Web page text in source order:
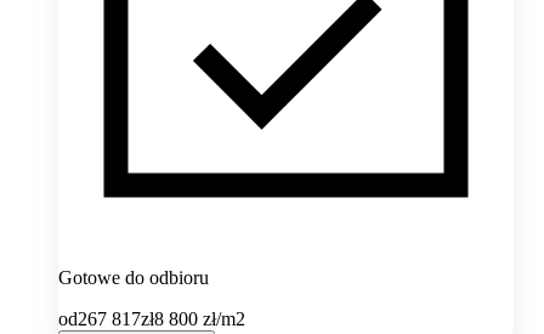
Gotowe do odbioru
od267 817zł8 800 zł/m2